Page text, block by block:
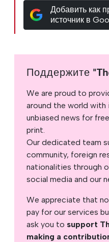
Добавить как
источник в
Поддержите
We are proud to
around the world with
unbiased news for
print.
Our dedicated team
community, foreign
nationalities through
social media and our
We appreciate that
pay for our services
ask you to support
making a